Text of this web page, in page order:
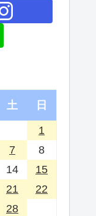
土 日
1
7
8
14
15
21
22
28